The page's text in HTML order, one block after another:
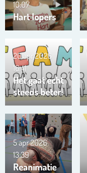
Hart lopers
10:07
Het gaat echt
steeds beter!
20 apr 2026
16:41
Reanimatie
5 apr 2026
13:39